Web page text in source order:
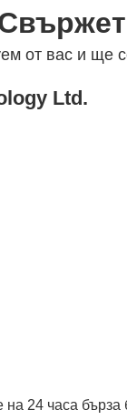
от вас и ще
Ltd.
на 24 часа